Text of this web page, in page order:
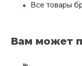
Все товары
Вам может